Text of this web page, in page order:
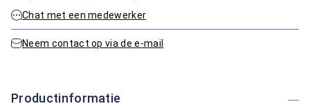
Chat met een medewerker
Neem contact op via de e-mail
Productinformatie